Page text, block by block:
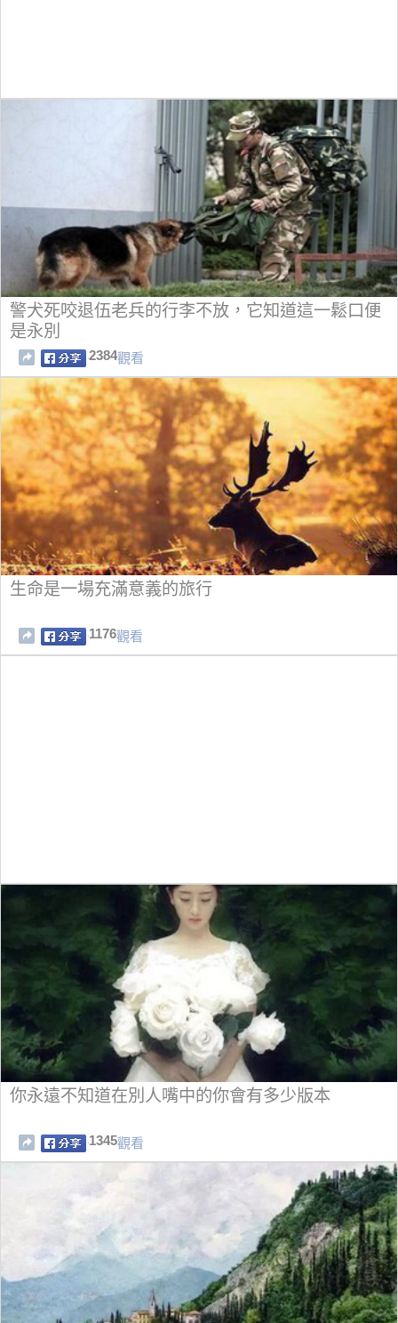
警犬死咬退伍老兵的行李不放，它知道這一鬆口便
是永別
2384觀看
生命是一場充滿意義的旅行
1176觀看
你永遠不知道在別人嘴中的你會有多少版本
1345觀看